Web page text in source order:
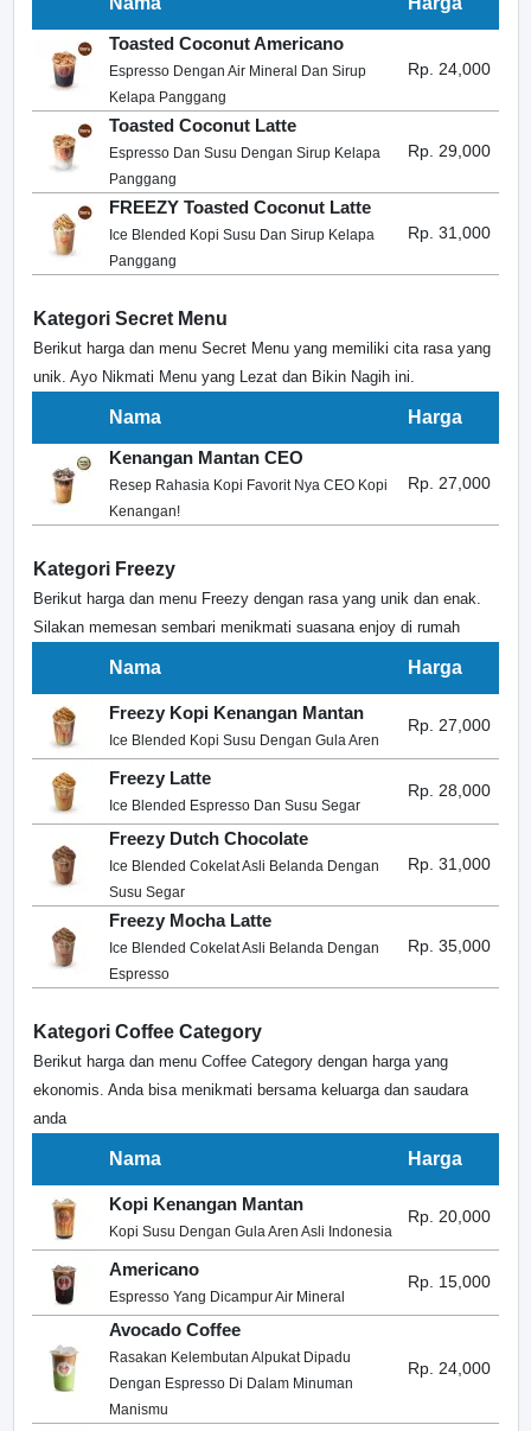
Toasted Coconut Americano
Espresso Dengan Air Mineral Dan Sirup
Kelapa Panggang
Rp. 24,000
Toasted Coconut Latte
Espresso Dan Susu Dengan Sirup Kelapa
Panggang
Rp. 29,000
FREEZY Toasted Coconut Latte
Ice Blended Kopi Susu Dan Sirup Kelapa
Panggang
Rp. 31,000
Kategori Secret Menu
Berikut harga dan menu Secret Menu yang memiliki cita rasa yang
unik. Ayo Nikmati Menu yang Lezat dan Bikin Nagih ini.
Nama
Harga
Kenangan Mantan CEO
Resep Rahasia Kopi Favorit Nya CEO Kopi
Kenangan!
Rp. 27,000
Kategori Freezy
Berikut harga dan menu Freezy dengan rasa yang unik dan enak.
Silakan memesan sembari menikmati suasana enjoy di rumah
Nama Harga
Freezy Kopi Kenangan Mantan
Ice Blended Kopi Susu Dengan Gula Aren
Rp. 27,000
Freezy Latte
Ice Blended Espresso Dan Susu Segar
Rp. 28,000
Freezy Dutch Chocolate
Ice Blended Cokelat Asli Belanda Dengan
Susu Segar
Rp. 31,000
Freezy Mocha Latte
Ice Blended Cokelat Asli Belanda Dengan
Espresso
Rp. 35,000
Kategori Coffee Category
Berikut harga dan menu Coffee Category dengan harga yang
ekonomis. Anda bisa menikmati bersama keluarga dan saudara
anda
Nama Harga
Kopi Kenangan Mantan
Kopi Susu Dengan Gula Aren Asli Indonesia
Rp. 20,000
Americano
Espresso Yang Dicampur Air Mineral
Rp. 15,000
Avocado Coffee
Rasakan Kelembutan Alpukat Dipadu
Dengan Espresso Di Dalam Minuman
Manismu
Rp. 24,000